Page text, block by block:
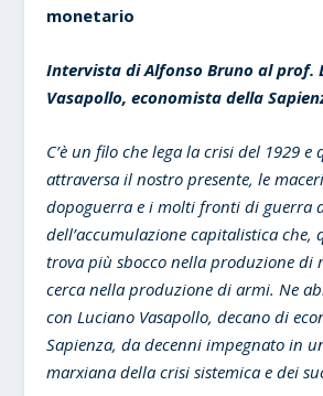
monetario
Intervista di Alfonso Bruno al prof.
Vasapollo, economista della
C’è un filo che lega la crisi del 1929 e
attraversa il nostro presente, le
dopoguerra e i molti fronti di guerra
dell’accumulazione capitalistica che,
trova più sbocco nella produzione di
cerca nella produzione di armi. Ne
con Luciano Vasapollo, decano di
Sapienza, da decenni impegnato in
marxiana della crisi sistemica e dei